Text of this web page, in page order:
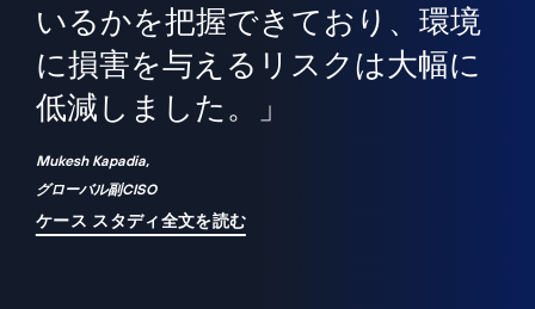
いるかを把握できており、環境
に損害を与えるリスクは大幅に
低減しました。」
Mukesh Kapadia,
グローバル副CISO
ケース スタディ全文を読む